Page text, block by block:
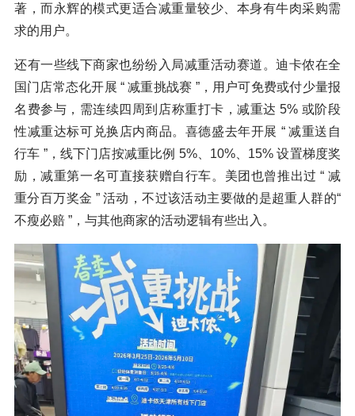
著，而永辉的模式更适合减重量较少、本身有牛肉采购需
求的用户。
还有一些线下商家也纷纷入局减重活动赛道。迪卡侬在全
国门店常态化开展 “ 减重挑战赛 ”，用户可免费或付少量报
名费参与，需连续四周到店称重打卡，减重达 5% 或阶段
性减重达标可兑换店内商品。喜德盛去年开展 “ 减重送自
行车 ”，线下门店按减重比例 5%、10%、15% 设置梯度奖
励，减重第一名可直接获赠自行车。美团也曾推出过 “ 减
重分百万奖金 ” 活动，不过该活动主要做的是超重人群的“
不瘦必赔 ”，与其他商家的活动逻辑有些出入。